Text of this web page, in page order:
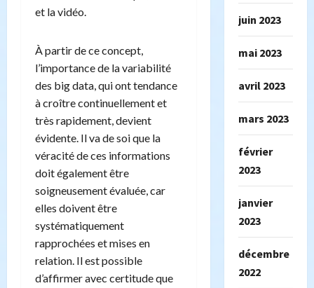
et la vidéo.
À partir de ce concept,
l’importance de la variabilité
des big data, qui ont tendance
à croître continuellement et
très rapidement, devient
évidente. Il va de soi que la
véracité de ces informations
doit également être
soigneusement évaluée, car
elles doivent être
systématiquement
rapprochées et mises en
relation. Il est possible
d’affirmer avec certitude que
juin 2023
mai 2023
avril 2023
mars 2023
février
2023
janvier
2023
décembre
2022